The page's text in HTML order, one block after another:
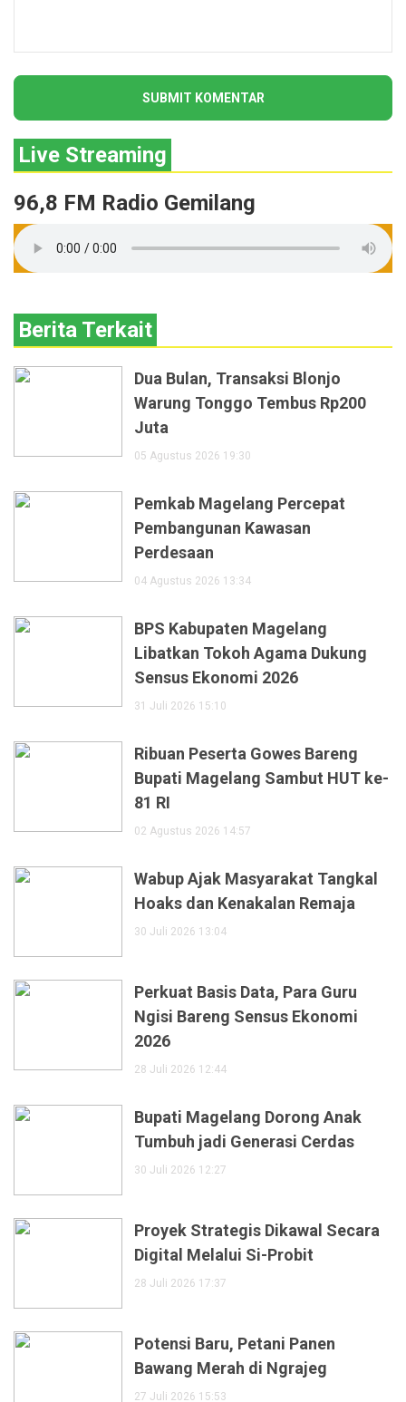
Live Streaming
96,8 FM Radio Gemilang
Berita Terkait
Dua Bulan, Transaksi Blonjo
Warung Tonggo Tembus Rp200
Juta
05 Agustus 2026 19:30
Pemkab Magelang Percepat
Pembangunan Kawasan
Perdesaan
04 Agustus 2026 13:34
BPS Kabupaten Magelang
Libatkan Tokoh Agama Dukung
Sensus Ekonomi 2026
31 Juli 2026 15:10
Ribuan Peserta Gowes Bareng
Bupati Magelang Sambut HUT ke-
81 RI
02 Agustus 2026 14:57
Wabup Ajak Masyarakat Tangkal
Hoaks dan Kenakalan Remaja
30 Juli 2026 13:04
Perkuat Basis Data, Para Guru
Ngisi Bareng Sensus Ekonomi
2026
28 Juli 2026 12:44
Bupati Magelang Dorong Anak
Tumbuh jadi Generasi Cerdas
30 Juli 2026 12:27
Proyek Strategis Dikawal Secara
Digital Melalui Si-Probit
28 Juli 2026 17:37
Potensi Baru, Petani Panen
Bawang Merah di Ngrajeg
27 Juli 2026 15:53